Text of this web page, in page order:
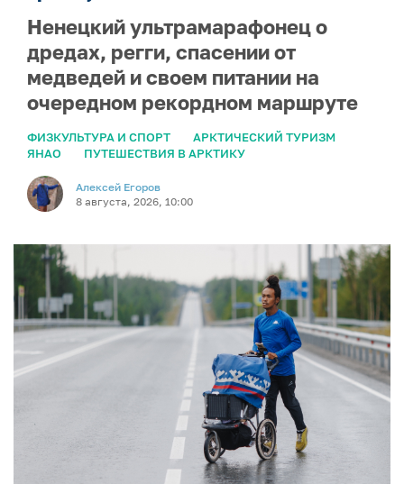
Ненецкий ультрамарафонец о
дредах, регги, спасении от
медведей и своем питании на
очередном рекордном маршруте
ФИЗКУЛЬТУРА И СПОРТ
АРКТИЧЕСКИЙ ТУРИЗМ
ЯНАО
ПУТЕШЕСТВИЯ В АРКТИКУ
Алексей Егоров
8 августа, 2026, 10:00